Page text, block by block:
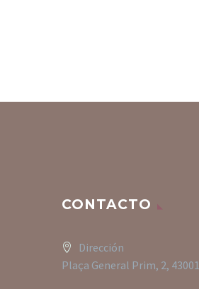
CONTACTO
Dirección
Plaça General Prim, 2,